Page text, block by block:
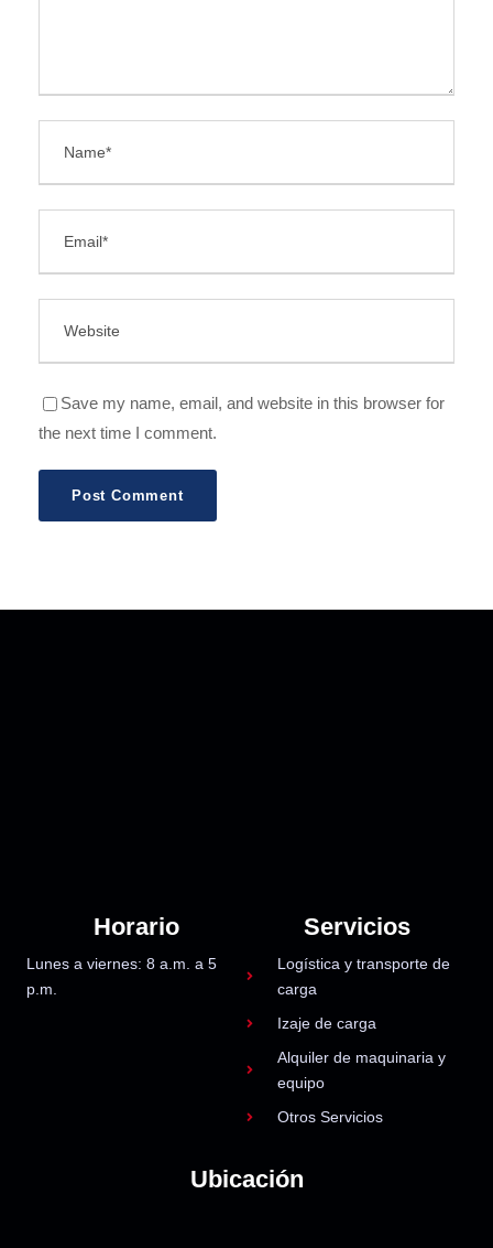
Save my name, email, and website in this browser for
the next time I comment.
Horario
Lunes a viernes: 8 a.m. a 5
p.m.
Servicios
Logística y transporte de
carga
Izaje de carga
Alquiler de maquinaria y
equipo
Otros Servicios
Ubicación